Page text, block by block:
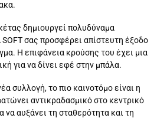
δημιουργεί πολυδύναμα
SOFT σας προσφέρει απίστευτη έξοδο
Η επιφάνεια κρούσης του έχει μια
για να δίνει εφέ στην μπάλα.
συλλογή, το πιο καινοτόμο είναι η
αντικραδασμικό στο κεντρικό
να αυξάνει τη σταθερότητα και τη